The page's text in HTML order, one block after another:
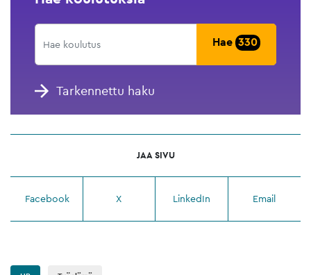
Hae 330
Tarkennettu haku
JAA SIVU
Facebook X LinkedIn Email